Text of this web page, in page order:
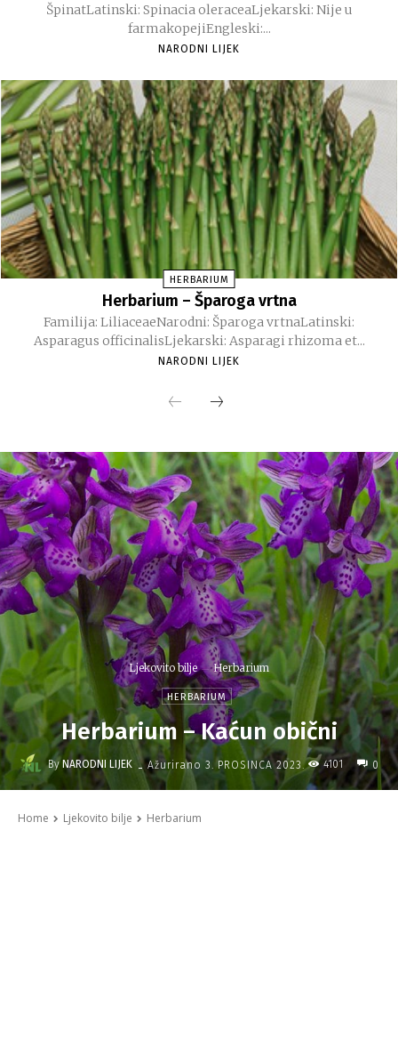
ŠpinatLatinski: Spinacia oleraceaLjekarski: Nije u
farmakopejiEngleski:...
NARODNI LIJEK
HERBARIUM
Herbarium – Šparoga vrtna
Familija: LiliaceaeNarodni: Šparoga vrtnaLatinski:
Asparagus officinalisLjekarski: Asparagi rhizoma et...
NARODNI LIJEK